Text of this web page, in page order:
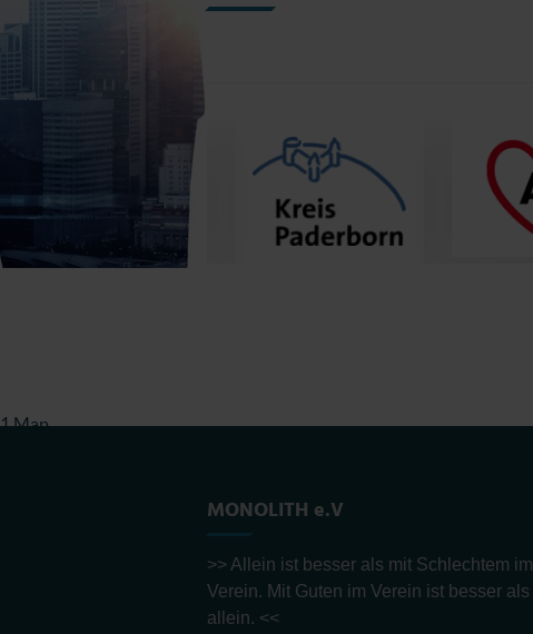
1 Map
MONOLITH e.V
>> Allein ist besser als mit Schlechtem im
Verein. Mit Guten im Verein ist besser als
allein. <<